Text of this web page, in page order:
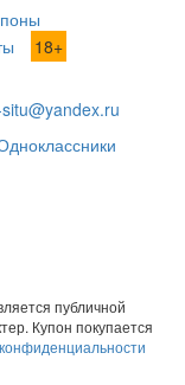
18+
публичной
Купон покупается